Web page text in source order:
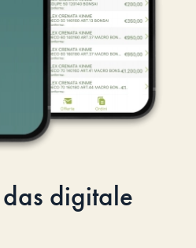
digitale